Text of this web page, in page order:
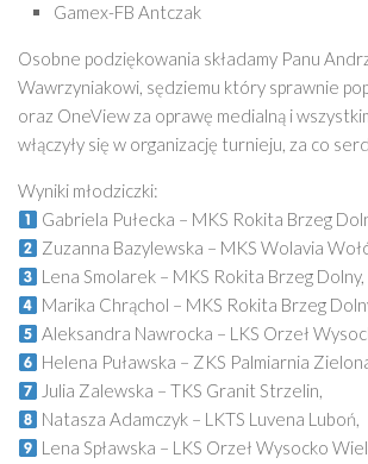
Gamex-FB Antczak
Osobne podziękowania składamy Panu
Wawrzyniakowi, sędziemu który sprawnie
oraz OneView za oprawę medialną i
włączyły się w organizację turnieju, za co
Wyniki młodziczki:
Gabriela Pułecka – MKS Rokita Brzeg
Zuzanna Bazylewska – MKS Wolavia
Lena Smolarek – MKS Rokita Brzeg Dolny,
Marika Chrąchol – MKS Rokita Brzeg
Aleksandra Nawrocka – LKS Orzeł
Helena Puławska – ZKS Palmiarnia
Julia Zalewska – TKS Granit Strzelin,
Natasza Adamczyk – LKTS Luvena Luboń,
Lena Spławska – LKS Orzeł Wysocko